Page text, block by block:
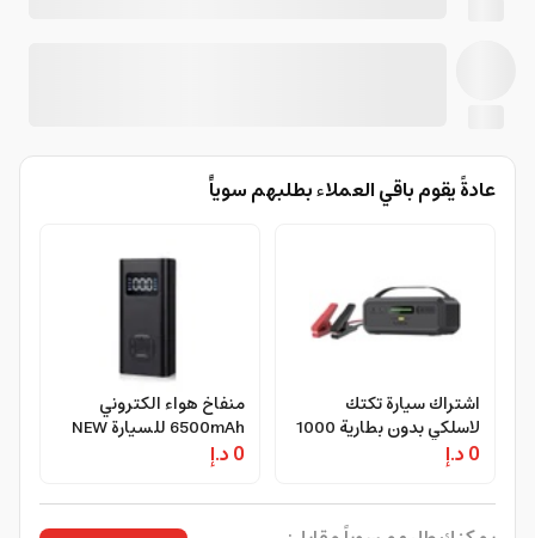
عادةً يقوم باقي العملاء بطلبهم سوياًً
اشتراك سيارة تكتك
لاسلكي بدون بطارية 1000
Jump Starter
0 د.إ
منفاخ هواء الكتروني
6500mAh للسيارة NEW
Portable Electric Air
Inflator - CRONY
0 د.إ